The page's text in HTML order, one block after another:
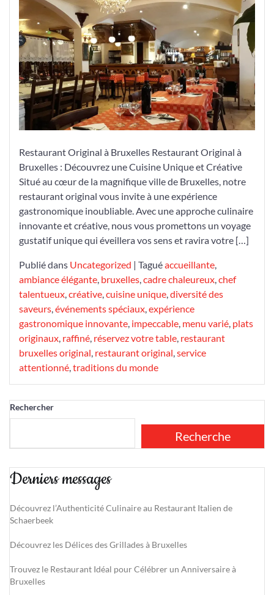
Culinaire
d’un
Restaurant
à
Bruxelles
Restaurant Original à Bruxelles Restaurant Original à
Bruxelles : Découvrez une Cuisine Unique et Créative
Situé au cœur de la magnifique ville de Bruxelles, notre
restaurant original vous invite à une expérience
gastronomique inoubliable. Avec une approche culinaire
innovante et créative, nous vous promettons un voyage
gustatif unique qui éveillera vos sens et ravira votre […]
Publié dans Uncategorized | Taguéaccueillante
ambiance élégante bruxelles cadre chaleureux chef
talentueux créative cuisine unique diversité des
saveurs événements spéciaux expérience
gastronomique innovante impeccable menu varié plats
originaux raffiné réservez votre table restaurant
bruxelles original restaurant original service
attentionné traditions du monde
Rechercher
Recherche
Derniers messages
Découvrez l’Authenticité Culinaire au Restaurant Italien de
Schaerbeek
Découvrez les Délices des Grillades à Bruxelles
Trouvez le Restaurant Idéal pour Célébrer un Anniversaire à
Bruxelles